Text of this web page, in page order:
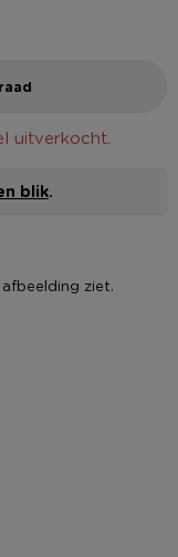
uitverkocht.
blik.
ziet.